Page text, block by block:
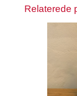
Relaterede